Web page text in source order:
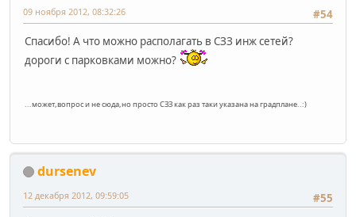
#54
09 ноября 2012, 08:32:26
Спасибо! А что можно располагать в СЗЗ инж сетей?
дороги с парковками можно?
...может,вопрос и не сюда,но просто СЗЗ как раз таки указана на градплане..:)
dursenev
#55
12 декабря 2012, 09:59:05